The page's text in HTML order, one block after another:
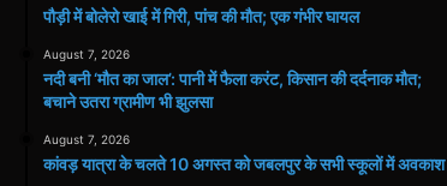
पौड़ी में बोलेरो खाई में गिरी, पांच की मौत; एक गंभीर घायल
August 7, 2026
​नदी बनी ‘मौत का जाल’: पानी में फैला करंट, किसान की दर्दनाक मौत;
बचाने उतरा ग्रामीण भी झुलसा
August 7, 2026
कांवड़ यात्रा के चलते 10 अगस्त को जबलपुर के सभी स्कूलों में अवकाश